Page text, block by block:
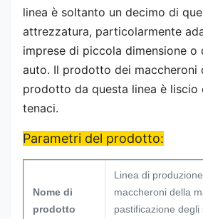
linea è soltanto un decimo di
attrezzatura, particolarmente
imprese di piccola dimensione o
auto. Il prodotto dei maccheroni
prodotto da questa linea è liscio
tenaci.
Parametri del prodotto:
Nome di
prodotto
Linea di
maccheroni della
pastificazione